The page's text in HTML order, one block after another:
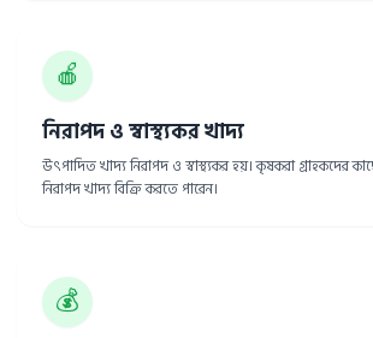
🍎
নিরাপদ ও স্বাস্থ্যকর খাদ্য
উৎপাদিত খাদ্য নিরাপদ ও স্বাস্থ্যকর হয়। কৃষকরা গ্রাহকদের
নিরাপদ খাদ্য বিক্রি করতে পারেন।
💰